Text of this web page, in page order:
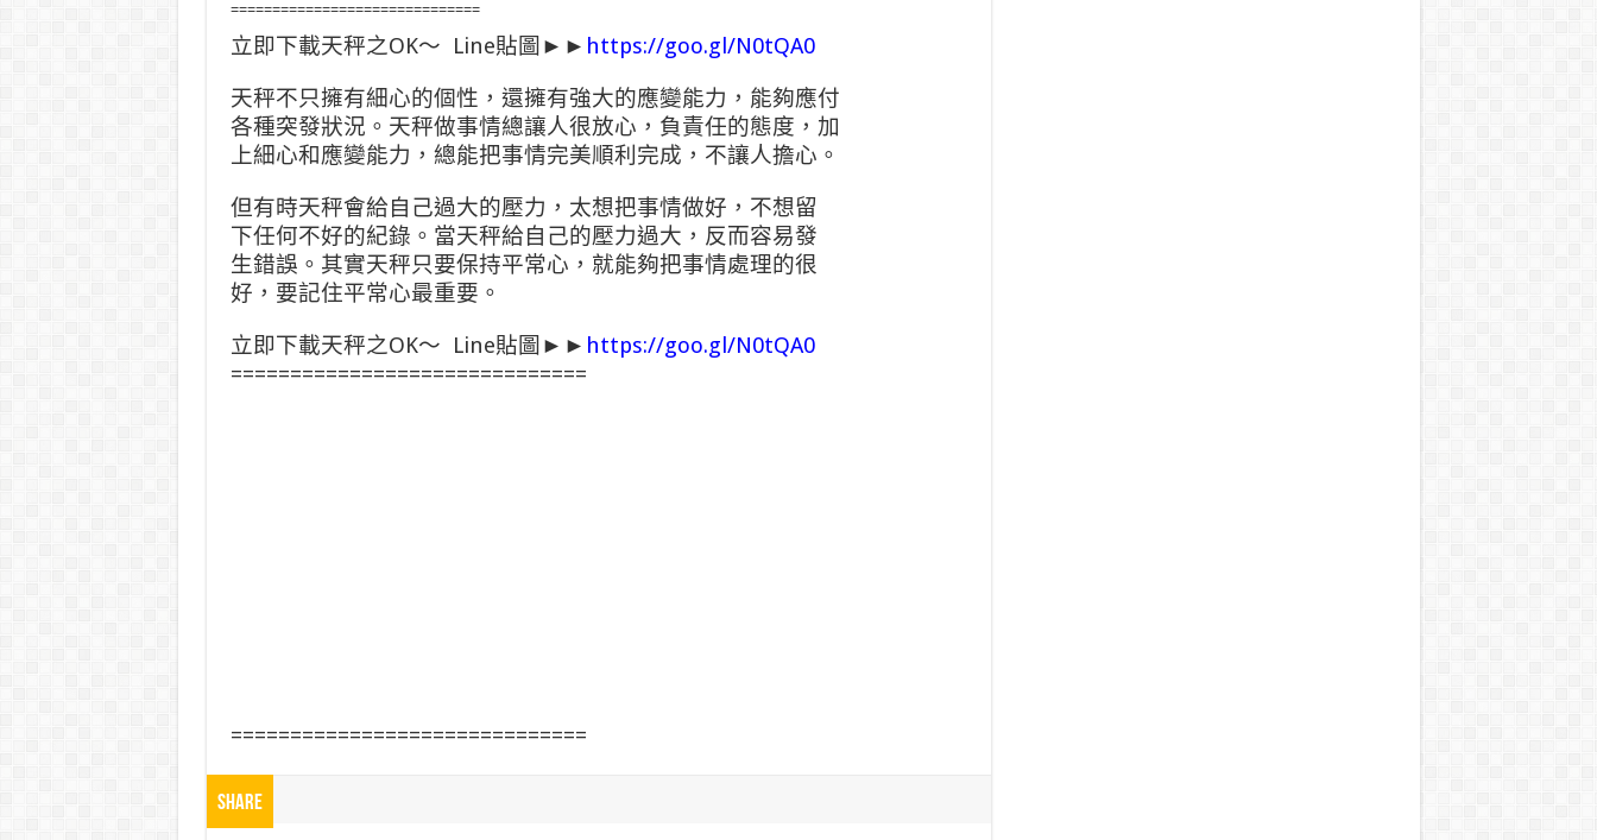
==============================
立即下載天秤之OK～ Line貼圖►► https://goo.gl/N0tQA0
天秤不只擁有細心的個性，還擁有強大的應變能力，能夠應付
各種突發狀況。天秤做事情總讓人很放心，負責任的態度，加
上細心和應變能力，總能把事情完美順利完成，不讓人擔心。
但有時天秤會給自己過大的壓力，太想把事情做好，不想留
下任何不好的紀錄。當天秤給自己的壓力過大，反而容易發
生錯誤。其實天秤只要保持平常心，就能夠把事情處理的很
好，要記住平常心最重要。
立即下載天秤之OK～ Line貼圖►► https://goo.gl/N0tQA0
==============================
==============================
Share